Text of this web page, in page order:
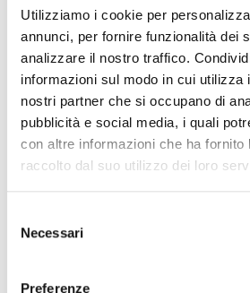
Utilizziamo i cookie per
annunci, per fornire funzionalità dei
analizzare il nostro traffico.
informazioni sul modo in cui utilizza
nostri partner che si occupano di
pubblicità e social media, i quali
con altre informazioni che ha fornito
raccolto dal suo utilizzo dei loro
delNecessari
Preferenze
MUSTANG I V2
amplificatore per chitarra